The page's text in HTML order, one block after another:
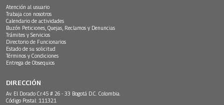
Atención al usuario
Trabaja con nosotros
Calendario de actividades
Buzón Peticiones, Quejas, Reclamos y Denuncias
Trámites y Servicios
Directorio de Funcionarios
Estado de su solicitud
Términos y Condiciones
Entrega de Obsequios
DIRECCIÓN
Av. El Dorado Cr.45 # 26 - 33 Bogotá D.C. Colombia.
Código Postal: 111321